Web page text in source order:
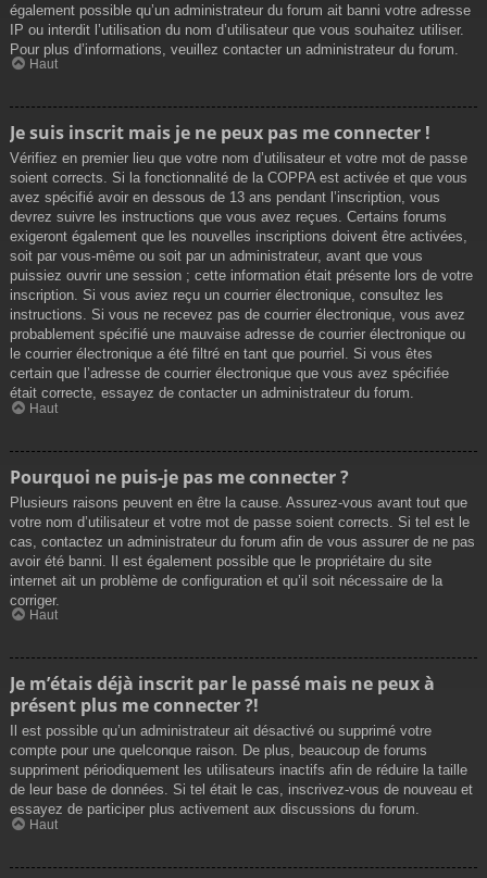
également possible qu’un administrateur du forum ait banni votre adresse
IP ou interdit l’utilisation du nom d’utilisateur que vous souhaitez utiliser.
Pour plus d’informations, veuillez contacter un administrateur du forum.
Haut
Je suis inscrit mais je ne peux pas me connecter !
Vérifiez en premier lieu que votre nom d’utilisateur et votre mot de passe
soient corrects. Si la fonctionnalité de la COPPA est activée et que vous
avez spécifié avoir en dessous de 13 ans pendant l’inscription, vous
devrez suivre les instructions que vous avez reçues. Certains forums
exigeront également que les nouvelles inscriptions doivent être activées,
soit par vous-même ou soit par un administrateur, avant que vous
puissiez ouvrir une session ; cette information était présente lors de votre
inscription. Si vous aviez reçu un courrier électronique, consultez les
instructions. Si vous ne recevez pas de courrier électronique, vous avez
probablement spécifié une mauvaise adresse de courrier électronique ou
le courrier électronique a été filtré en tant que pourriel. Si vous êtes
certain que l’adresse de courrier électronique que vous avez spécifiée
était correcte, essayez de contacter un administrateur du forum.
Haut
Pourquoi ne puis-je pas me connecter ?
Plusieurs raisons peuvent en être la cause. Assurez-vous avant tout que
votre nom d’utilisateur et votre mot de passe soient corrects. Si tel est le
cas, contactez un administrateur du forum afin de vous assurer de ne pas
avoir été banni. Il est également possible que le propriétaire du site
internet ait un problème de configuration et qu’il soit nécessaire de la
corriger.
Haut
Je m’étais déjà inscrit par le passé mais ne peux à
présent plus me connecter ?!
Il est possible qu’un administrateur ait désactivé ou supprimé votre
compte pour une quelconque raison. De plus, beaucoup de forums
suppriment périodiquement les utilisateurs inactifs afin de réduire la taille
de leur base de données. Si tel était le cas, inscrivez-vous de nouveau et
essayez de participer plus activement aux discussions du forum.
Haut